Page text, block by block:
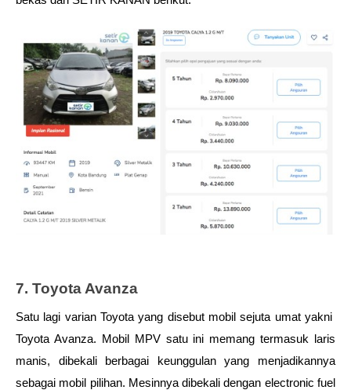
7. Toyota Avanza
Satu lagi varian Toyota yang disebut mobil sejuta umat yakni
Toyota Avanza. Mobil MPV satu ini memang termasuk laris
manis, dibekali berbagai keunggulan yang menjadikannya
sebagai mobil pilihan. Mesinnya dibekali dengan electronic fuel